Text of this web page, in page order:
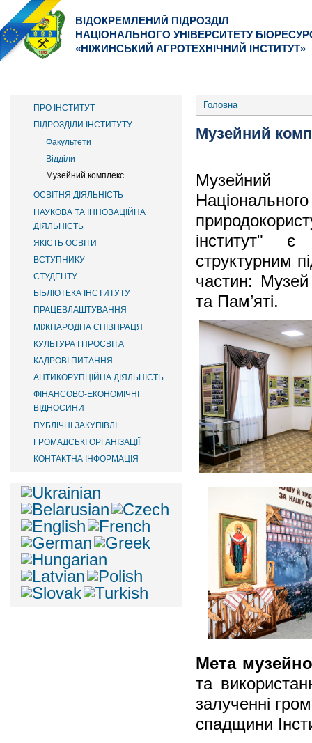
ВІДОКРЕМЛЕНИЙ ПІДРОЗДІЛ
НАЦІОНАЛЬНОГО УНІВЕРСИТЕТУ
«НІЖИНСЬКИЙ АГРОТЕХНІЧНИЙ ІНСТИТУТ»
ПРО ІНСТИТУТ
ПІДРОЗДІЛИ ІНСТИТУТУ
Факультети
Відділи
Музейний комплекс
ОСВІТНЯ ДІЯЛЬНІСТЬ
НАУКОВА ТА ІННОВАЦІЙНА
ДІЯЛЬНІСТЬ
ЯКІСТЬ ОСВІТИ
ВСТУПНИКУ
СТУДЕНТУ
БІБЛІОТЕКА ІНСТИТУТУ
ПРАЦЕВЛАШТУВАННЯ
МІЖНАРОДНА СПІВПРАЦЯ
КУЛЬТУРА І ПРОСВІТА
КАДРОВІ ПИТАННЯ
АНТИКОРУПЦІЙНА ДІЯЛЬНІСТЬ
ФІНАНСОВО-ЕКОНОМІЧНІ
ВІДНОСИНИ
ПУБЛІЧНІ ЗАКУПІВЛІ
ГРОМАДСЬКІ ОРГАНІЗАЦІЇ
КОНТАКТНА ІНФОРМАЦІЯ
Головна
Музейний
Музейний
інститут" є
структурним
частин: Музей
та Пам’яті.
Мета
та
залученні
спадщини